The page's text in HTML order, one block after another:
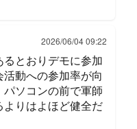
2026/06/04 09:22
とおりデモに参加
動への参加率が向
ソコンの前で軍師
りはよほど健全だ